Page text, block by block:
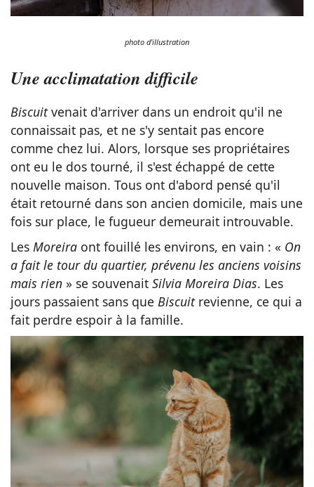
photo d'illustration
Une acclimatation difficile
Biscuitvenait d'arriver dans un endroit qu'il ne
connaissait pas, et ne s'y sentait pas encore
comme chez lui. Alors, lorsque ses propriétaires
ont eu le dos tourné, il s'est échappé de cette
nouvelle maison. Tous ont d'abord pensé qu'il
était retourné dans son ancien domicile, mais une
fois sur place, le fugueur demeurait introuvable.
Les Moreira ont fouillé les environs, en vain : « On
a fait le tour du quartier, prévenu les anciens voisins
mais rien » se souvenait Silvia Moreira Dias. Les
jours passaient sans que Biscuit revienne, ce qui a
fait perdre espoir à la famille.